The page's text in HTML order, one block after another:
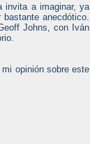
invita a imaginar, ya
anecdótico.
Johns, con Iván
opinión sobre este